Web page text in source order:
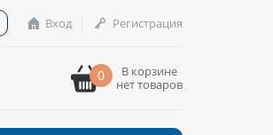
Вход Регистрация
0
В корзине
нет товаров